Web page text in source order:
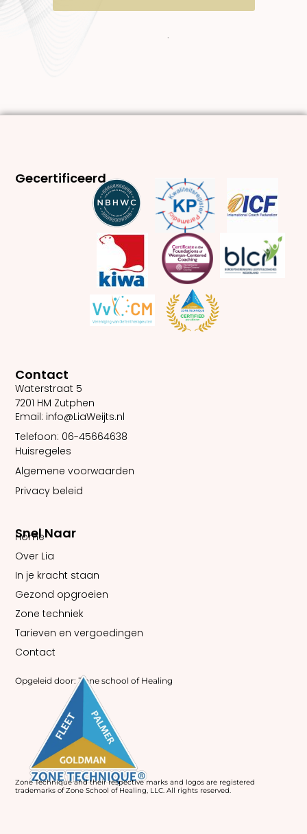
Snel Naar
Home
Over Lia
In je kracht staan
Gezond opgroeien
Zone techniek
Tarieven en vergoedingen
Contact
Opgeleid door: Zone school of Healing
Zone Technique and their respective marks and logos are registered
trademarks of Zone School of Healing, LLC. All rights reserved.
Gecertificeerd
Contact
Waterstraat 5
7201 HM Zutphen
Email: info@LiaWeijts.nl
Telefoon: 06-45664638
Huisregeles
Algemene voorwaarden
Privacy beleid